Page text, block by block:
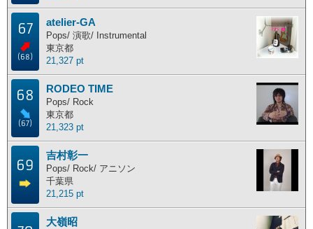
67
(68)
atelier-GA
Pops/ 演歌/ Instrumental
東京都
21,327 pt
68
(67)
RODEO TIME
Pops/ Rock
東京都
21,323 pt
69
吉村彰一
Pops/ Rock/ アニソン
千葉県
21,215 pt
大嶺昭